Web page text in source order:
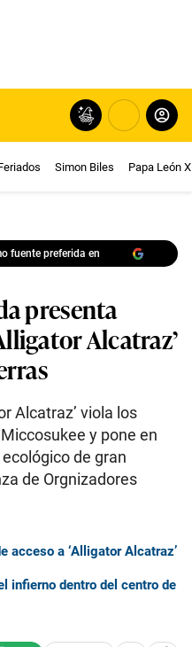
Simon Biles Papa León
fuente preferida en
presenta
Alcatraz’
Alcatraz’ viola los
y pone en
de gran
de Orgnizadores
acceso a ‘Alligator Alcatraz’
infierno dentro del centro de